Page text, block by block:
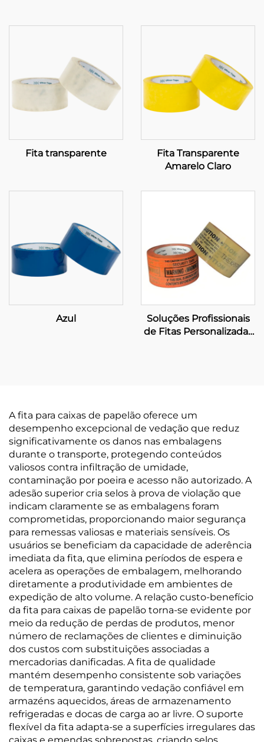
Fita transparente
Fita Transparente
Amarelo Claro
Azul
Soluções Profissionais
de Fitas Personalizadas
A fita para caixas de papelão oferece um
desempenho excepcional de vedação que reduz
significativamente os danos nas embalagens
durante o transporte, protegendo conteúdos
valiosos contra infiltração de umidade,
contaminação por poeira e acesso não autorizado. A
adesão superior cria selos à prova de violação que
indicam claramente se as embalagens foram
comprometidas, proporcionando maior segurança
para remessas valiosas e materiais sensíveis. Os
usuários se beneficiam da capacidade de aderência
imediata da fita, que elimina períodos de espera e
acelera as operações de embalagem, melhorando
diretamente a produtividade em ambientes de
expedição de alto volume. A relação custo-benefício
da fita para caixas de papelão torna-se evidente por
meio da redução de perdas de produtos, menor
número de reclamações de clientes e diminuição
dos custos com substituições associadas a
mercadorias danificadas. A fita de qualidade
mantém desempenho consistente sob variações
de temperatura, garantindo vedação confiável em
armazéns aquecidos, áreas de armazenamento
refrigeradas e docas de carga ao ar livre. O suporte
flexível da fita adapta-se a superfícies irregulares das